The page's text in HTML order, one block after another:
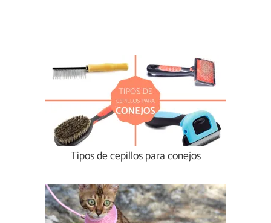
Tipos de cepillos para conejos